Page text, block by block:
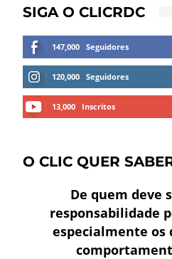
SIGA O CLICRDC
147,000 Seguidores
120,000 Seguidores
13,000 Inscritos
O CLIC QUER
De quem deve
responsabilidade
especialmente os